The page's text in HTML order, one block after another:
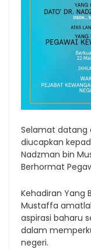
Selamat datang
diucapkan
Nadzman bin
Berhormat
Kehadiran Yang
Mustaffa
aspirasi baharu
dalam
negeri.